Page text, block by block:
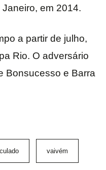
em 2014.
a partir de julho,
Rio. O adversário
Bonsucesso e Barra
vaivém